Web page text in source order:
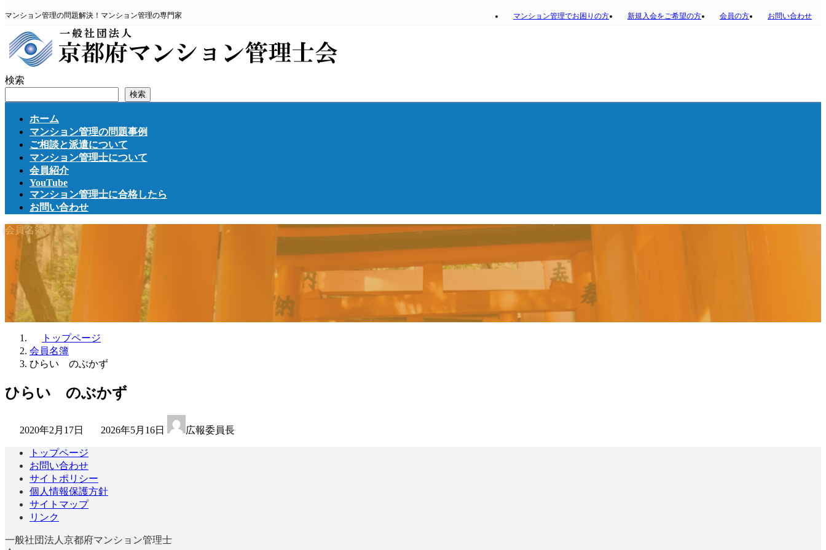
ン
ン
ツ
ス
ビ
ー
シ
ン
マンション管理の問題解決！マンション管理の専門家 マンション管理でお困りの方 新規入会をご希望の方 会員の方 お問い合わせ
検索
検索
ホーム
マンション管理の問題事例
ご相談と派遣について
マンション管理士について
会員紹介
YouTube
マンション管理士に合格したら
お問い合わせ
会員名簿
トップページ
会員名簿
ひらい のぶかず
ひらい のぶかず
2020年2月17日
終
時
:
2026年5月16日 広報委員長
トップページ
お問い合わせ
サイトポリシー
個人情報保護方針
サイトマップ
リンク
一般社団法人京都府マンション管理士